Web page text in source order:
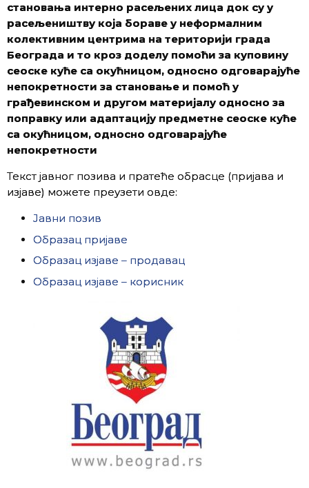
становања интерно расељених лица док су у
расељеништву која бораве у неформалним
колективним центрима на територији града
Београда и то кроз доделу помоћи за куповину
сеоске куће са окућницом, односно одговарајуће
непокретности за становање и помоћ у
грађевинском и другом материјалу односно за
поправку или адаптацију предметне сеоске куће
са окућницом, односно одговарајуће
непокретности
Текст јавног позива и пратеће обрасце (пријава и
изјаве) можете преузети овде:
Јавни позив
Образац пријаве
Образац изјаве – продавац
Образац изјаве – корисник